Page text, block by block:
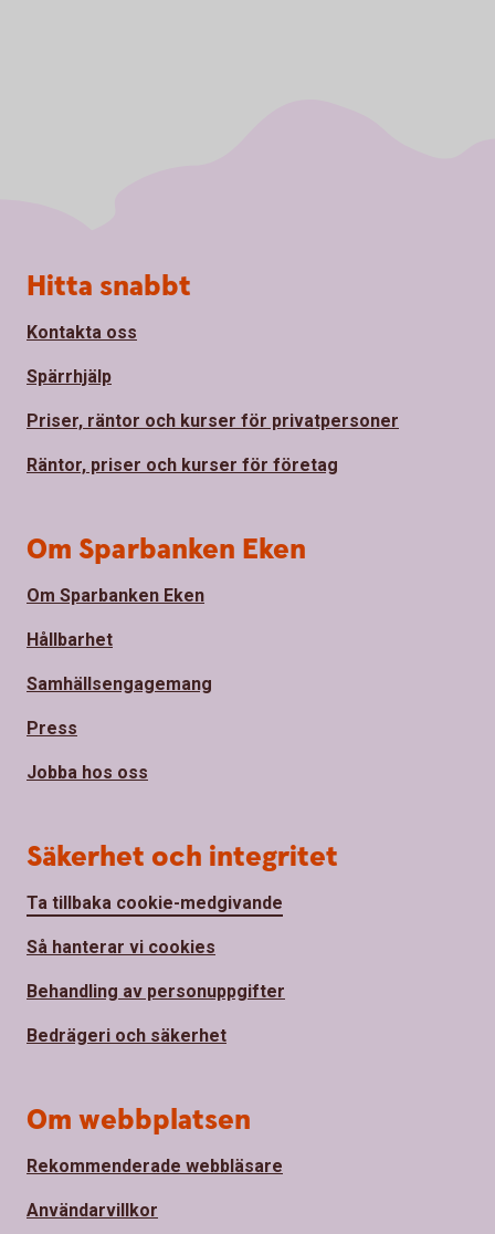
Sidfot
Hitta snabbt
Kontakta oss
Spärrhjälp
Priser, räntor och kurser för privatpersoner
Räntor, priser och kurser för företag
Om Sparbanken Eken
Om Sparbanken Eken
Hållbarhet
Samhällsengagemang
Press
Jobba hos oss
Säkerhet och integritet
Ta tillbaka cookie-medgivande
Så hanterar vi cookies
Behandling av personuppgifter
Bedrägeri och säkerhet
Om webbplatsen
Rekommenderade webbläsare
Användarvillkor